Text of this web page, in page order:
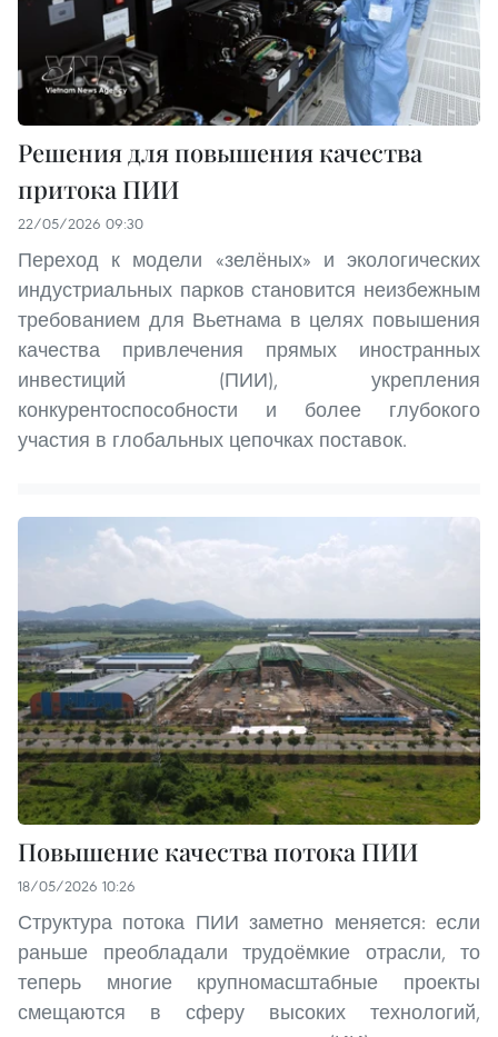
Решения для повышения качества
притока ПИИ
22/05/2026 09:30
Переход к модели «зелёных» и экологических
индустриальных парков становится неизбежным
требованием для Вьетнама в целях повышения
качества привлечения прямых иностранных
инвестиций (ПИИ), укрепления
конкурентоспособности и более глубокого
участия в глобальных цепочках поставок.
Повышение качества потока ПИИ
18/05/2026 10:26
Структура потока ПИИ заметно меняется: если
раньше преобладали трудоёмкие отрасли, то
теперь многие крупномасштабные проекты
смещаются в сферу высоких технологий,